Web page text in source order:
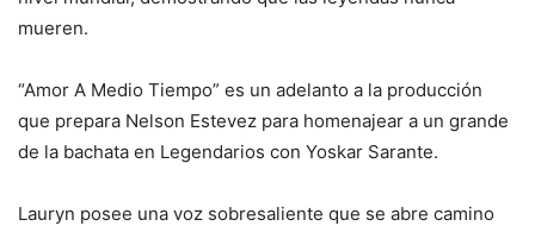
mueren.
“Amor A Medio Tiempo” es un adelanto a la producción
que prepara Nelson Estevez para homenajear a un grande
de la bachata en Legendarios con Yoskar Sarante.
Lauryn posee una voz sobresaliente que se abre camino